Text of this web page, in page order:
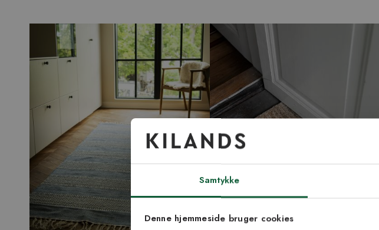
Samtykke
Denne hjemmeside bruger cookies
Tilmeld dig vores
nyhedsbrev
Vær blandt de første til at modtage vores tilbud,